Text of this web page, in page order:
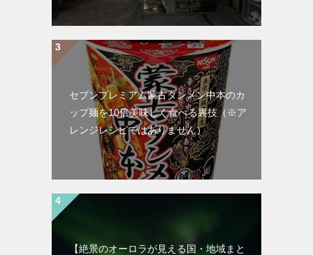
セブンプレミアム蒙古タンメン中本のカ
ップ麺を10倍美味しく食べる裏技（※ア
レンジレシピではありません）
【絶景のオーロラが見える国・地域まと